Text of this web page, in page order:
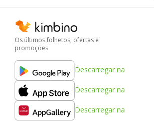
Os últimos folhetos, ofertas e
promoções
Descarregar na
Descarregar na
Descarregar na